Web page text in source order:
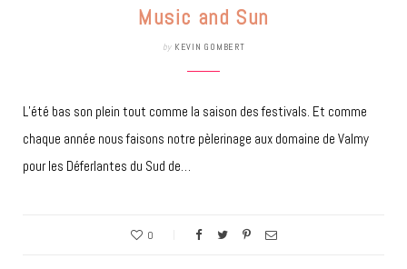
Music and Sun
by KEVIN GOMBERT
L’été bas son plein tout comme la saison des festivals. Et comme
chaque année nous faisons notre pèlerinage aux domaine de Valmy
pour les Déferlantes du Sud de…
0